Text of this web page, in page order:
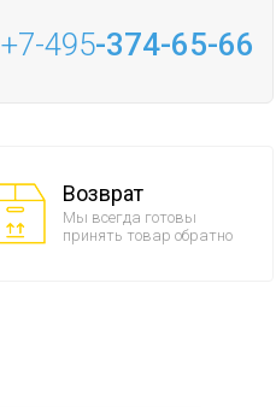
+7-495-374-65-66
Возврат
Мы всегда готовы
принять товар обратно